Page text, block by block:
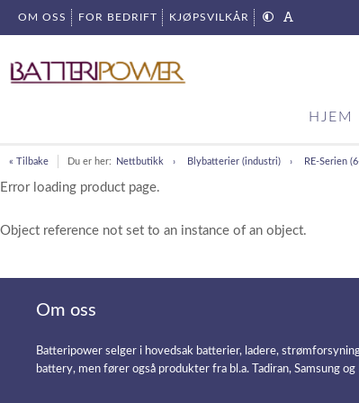
OM OSS FOR BEDRIFT KJØPSVILKÅR
HJEM
« Tilbake Du er her: Nettbutikk Blybatterier (industri) RE-Serien
Error loading product page.
Object reference not set to an instance of an object.
Om oss
Batteripower selger i hovedsak batterier, ladere,
battery, men fører også produkter fra bl.a. Tadiran, Samsung og